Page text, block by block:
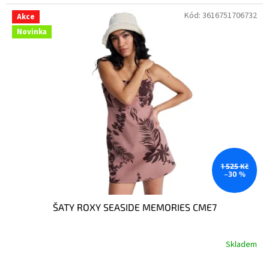
Akce
Novinka
1 525 Kč
–30 %
ŠATY ROXY SEASIDE MEMORIES CME7
Skladem
Kód: 3616751706732